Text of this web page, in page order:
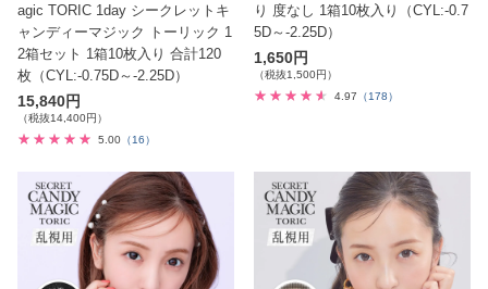
agic TORIC 1day シークレットキ
ャンディーマジック トーリック 1
2箱セット 1箱10枚入り 合計120
枚（CYL:-0.75D～-2.25D）
15,840円
（税抜14,400円）
5.00 （16）
り 度なし 1箱10枚入り（CYL:-0.7
5D～-2.25D）
1,650円
（税抜1,500円）
4.97
（178）